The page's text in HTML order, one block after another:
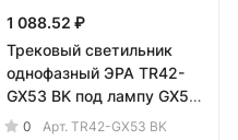
1 088.52 ₽
Трековый светильник
однофазный ЭРА TR42-
GX53 BK под лампу GX53
черный
0 Арт. TR42-GX53 BK